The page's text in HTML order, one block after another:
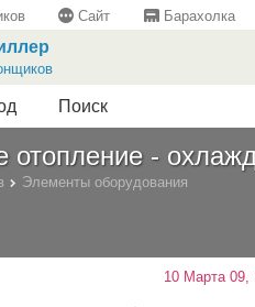
Сайт Барахолка
Поиск
отопление -
Элементы оборудования
10 Марта 09,